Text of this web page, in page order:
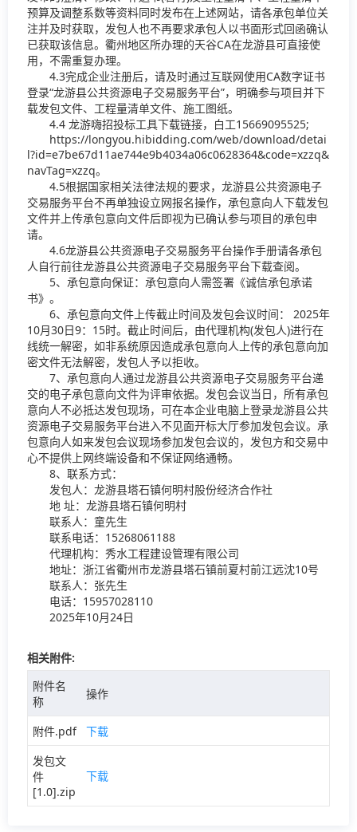
预算及调整系数等资料同时发布在上述网站，请各承包单位关
注并及时获取，发包人也不再要求承包人以书面形式回函确认
已获取该信息。衢州地区所办理的天谷CA在龙游县可直接使
用，不需重复办理。
4.3完成企业注册后，请及时通过互联网使用CA数字证书
登录“龙游县公共资源电子交易服务平台”，明确参与项目并下
载发包文件、工程量清单文件、施工图纸。
4.4 龙游嗨招投标工具下载链接，白工15669095525;
https://longyou.hibidding.com/web/download/detai
l?id=e7be67d11ae744e9b4034a06c0628364&code=xzzq&
navTag=xzzq。
4.5根据国家相关法律法规的要求，龙游县公共资源电子
交易服务平台不再单独设立网报名操作，承包意向人下载发包
文件并上传承包意向文件后即视为已确认参与项目的承包申
请。
4.6龙游县公共资源电子交易服务平台操作手册请各承包
人自行前往龙游县公共资源电子交易服务平台下载查阅。
5、承包意向保证：承包意向人需签署《诚信承包承诺
书》。
6、承包意向文件上传截止时间及发包会议时间： 2025年
10月30日9：15时。截止时间后，由代理机构(发包人)进行在
线统一解密，如非系统原因造成承包意向人上传的承包意向加
密文件无法解密，发包人予以拒收。
7、承包意向人通过龙游县公共资源电子交易服务平台递
交的电子承包意向文件为评审依据。发包会议当日，所有承包
意向人不必抵达发包现场，可在本企业电脑上登录龙游县公共
资源电子交易服务平台进入不见面开标大厅参加发包会议。承
包意向人如来发包会议现场参加发包会议的，发包方和交易中
心不提供上网终端设备和不保证网络通畅。
8、联系方式：
发包人：龙游县塔石镇何明村股份经济合作社
地 址：龙游县塔石镇何明村
联系人：童先生
联系电话：15268061188
代理机构：秀水工程建设管理有限公司
地址：浙江省衢州市龙游县塔石镇前夏村前江远沈10号
联系人：张先生
电话：15957028110
2025年10月24日
相关附件:
附件名
称
操作
附件.pdf
下载
发包文
件
[1.0].zip
下载